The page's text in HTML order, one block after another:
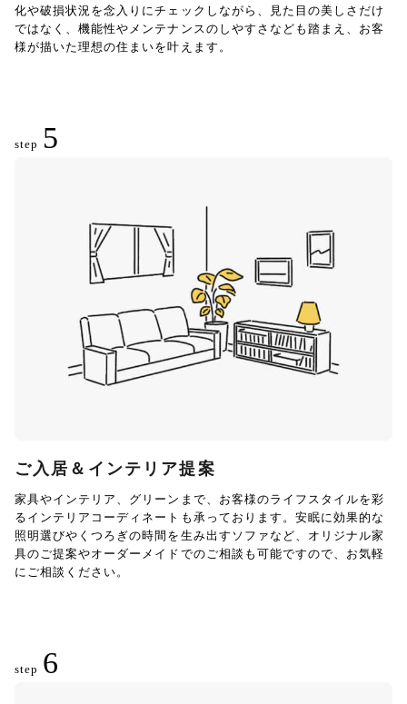
化や破損状況を念入りにチェックしながら、見た目の美しさだけ
ではなく、機能性やメンテナンスのしやすさなども踏まえ、お客
様が描いた理想の住まいを叶えます。
step 5
ご入居＆インテリア提案
家具やインテリア、グリーンまで、お客様のライフスタイルを彩
るインテリアコーディネートも承っております。安眠に効果的な
照明選びやくつろぎの時間を生み出すソファなど、オリジナル家
具のご提案やオーダーメイドでのご相談も可能ですので、お気軽
にご相談ください。
step 6